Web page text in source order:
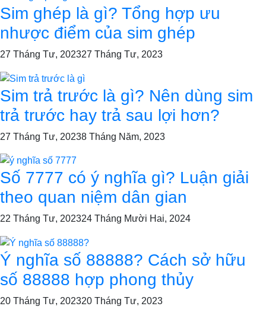
Sim ghép là gì? Tổng hợp ưu
nhược điểm của sim ghép
27 Tháng Tư, 202327 Tháng Tư, 2023
Sim trả trước là gì? Nên dùng sim
trả trước hay trả sau lợi hơn?
27 Tháng Tư, 20238 Tháng Năm, 2023
Số 7777 có ý nghĩa gì? Luận giải
theo quan niệm dân gian
22 Tháng Tư, 202324 Tháng Mười Hai, 2024
Ý nghĩa số 88888? Cách sở hữu
số 88888 hợp phong thủy
20 Tháng Tư, 202320 Tháng Tư, 2023